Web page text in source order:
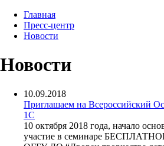
Главная
Пресс-центр
Новости
Новости
10.09.2018
Приглашаем на Всероссийский
1С
10 октября 2018 года, начало
участие в семинаре